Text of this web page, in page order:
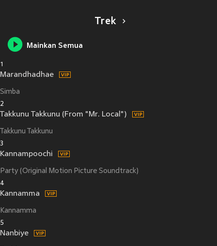
Trek
Mainkan Semua
1
Marandhadhae
Simba
2
Takkunu Takkunu (From "Mr. Local")
Takkunu Takkunu
3
Kannampoochi
Party (Original Motion Picture Soundtrack)
4
Kannamma
Kannamma
5
Nanbiye